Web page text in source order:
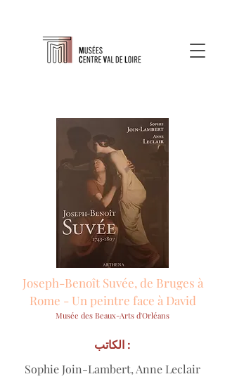
Joseph-Benoît Suvée, de Bruges à
Rome - Un peintre face à David
Musée des Beaux-Arts d'Orléans
Sophie Join-Lambert, Anne Leclair
الكاتب :